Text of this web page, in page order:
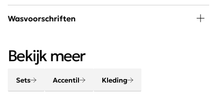
Wasvoorschriften
Bekijk meer
Sets Accentil Kleding